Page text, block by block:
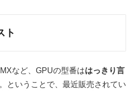
ト
など、GPUの型番ははっきり言
ということで、最近販売されてい